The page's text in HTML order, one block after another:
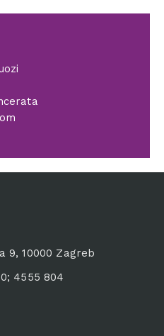
9, 10000 Zagreb
4555 804